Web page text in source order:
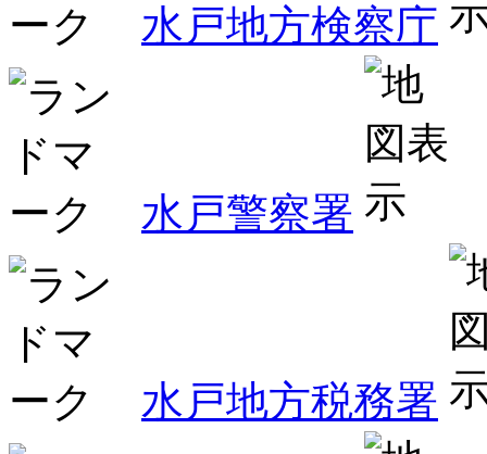
水戸地方検察庁
水戸警察署
水戸地方税務署